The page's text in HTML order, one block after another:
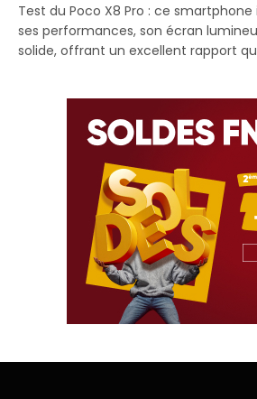
Test du Poco X8 Pro : ce
ses performances, son écran
solide, offrant un excellent rapport